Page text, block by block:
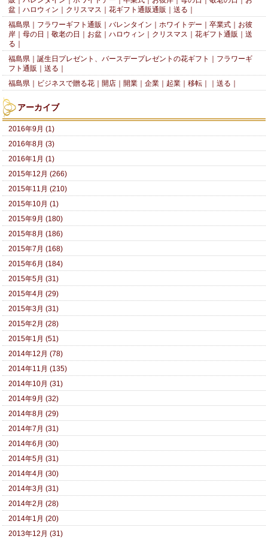
盆｜ハロウィン｜クリスマス｜花ギフト通販通販｜送る｜
福島県｜フラワーギフト通販｜バレンタイン｜ホワイトデー｜卒業式｜お彼
岸｜母の日｜敬老の日｜お盆｜ハロウィン｜クリスマス｜花ギフト通販｜送
る｜
福島県｜誕生日プレゼント、バースデープレゼントの花ギフト｜フラワーギ
フト通販｜送る｜
福島県｜ビジネスで贈る花｜開店｜開業｜企業｜起業｜移転｜｜送る｜
アーカイブ
2016年9月 (1)
2016年8月 (3)
2016年1月 (1)
2015年12月 (266)
2015年11月 (210)
2015年10月 (1)
2015年9月 (180)
2015年8月 (186)
2015年7月 (168)
2015年6月 (184)
2015年5月 (31)
2015年4月 (29)
2015年3月 (31)
2015年2月 (28)
2015年1月 (51)
2014年12月 (78)
2014年11月 (135)
2014年10月 (31)
2014年9月 (32)
2014年8月 (29)
2014年7月 (31)
2014年6月 (30)
2014年5月 (31)
2014年4月 (30)
2014年3月 (31)
2014年2月 (28)
2014年1月 (20)
2013年12月 (31)